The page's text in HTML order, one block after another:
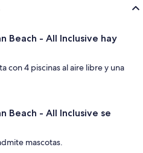
Beach - All Inclusive hay
con 4 piscinas al aire libre y una
Beach - All Inclusive se
mascotas.